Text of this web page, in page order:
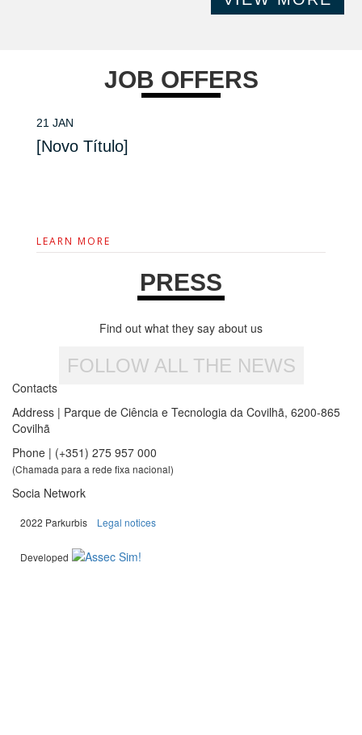
JOB OFFERS
21 JAN
[Novo Título]
LEARN MORE
PRESS
Find out what they say about us
FOLLOW ALL THE NEWS
Contacts
Address | Parque de Ciência e Tecnologia da Covilhã, 6200-865
Covilhã
Phone | (+351) 275 957 000
(Chamada para a rede fixa nacional)
Socia Network
2022 Parkurbis Legal notices
Developed